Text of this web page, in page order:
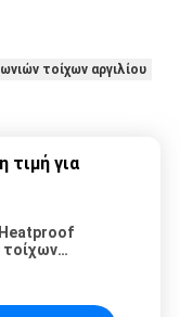
τοίχων αργιλίου
τιμή για